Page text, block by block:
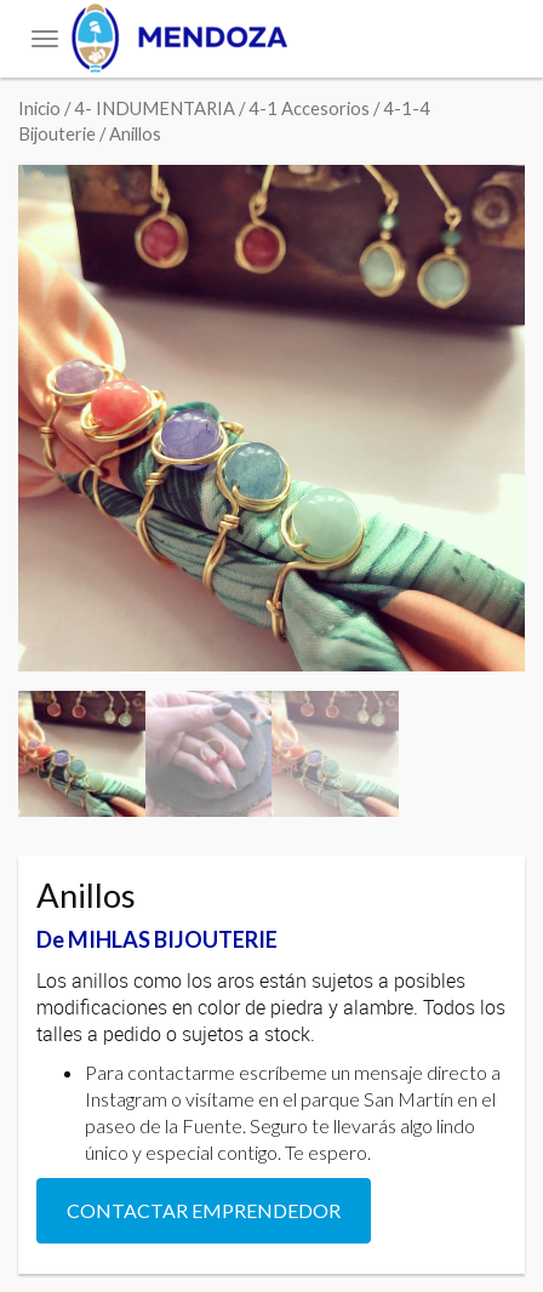
Toggle
navigation
Inicio /4- INDUMENTARIA /4-1 Accesorios /4-1-4
Bijouterie / Anillos
Anillos
De MIHLAS BIJOUTERIE
Los anillos como los aros están sujetos a posibles
modificaciones en color de piedra y alambre. Todos los
talles a pedido o sujetos a stock.
Para contactarme escríbeme un mensaje directo a
Instagram o visítame en el parque San Martín en el
paseo de la Fuente. Seguro te llevarás algo lindo
único y especial contigo. Te espero.
CONTACTAR EMPRENDEDOR